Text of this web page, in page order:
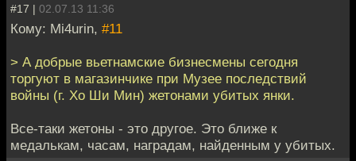
#17 | 02.07.13 11:36
Кому: Mi4urin, #11
> А добрые вьетнамские бизнесмены сегодня
торгуют в магазинчике при Музее последствий
войны (г. Хо Ши Мин) жетонами убитых янки.
Все-таки жетоны - это другое. Это ближе к
медалькам, часам, наградам, найденным у убитых.